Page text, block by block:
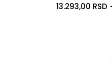
13.293,00 RSD